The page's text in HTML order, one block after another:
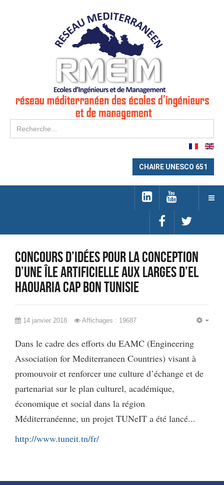
CHAIRE UNESCO 651
concours d’idées pour la conception
d’une île artificielle aux larges d’El
Haouaria Cap Bon Tunisie
14 janvier 2018 Affichages : 19687
Dans le cadre des efforts du EAMC (Engineering
Association for Mediterraneen Countries) visant à
promouvoir et renforcer une culture d’échange et de
partenariat sur le plan culturel, académique,
économique et social dans la région
Méditerranéenne, un projet TUNeIT a été lancé...
http://www.tuneit.tn/fr/